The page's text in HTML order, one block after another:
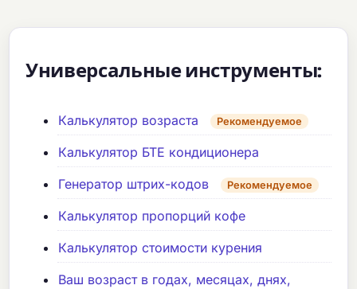
Универсальные инструменты:
Калькулятор возраста Рекомендуемое
Калькулятор БТЕ кондиционера
Генератор штрих-кодов
Рекомендуемое
Калькулятор пропорций кофе
Калькулятор стоимости курения
Ваш возраст в годах, месяцах, днях,